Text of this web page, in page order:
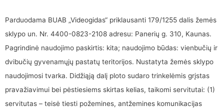
Parduodama BUAB „Videogidas“ priklausanti 179/1255 dalis žemės
sklypo un. Nr. 4400-0823-2108 adresu: Panerių g. 310, Kaunas.
Pagrindinė naudojimo paskirtis: kita; naudojimo būdas: vienbučių ir
dvibučių gyvenamųjų pastatų teritorijos. Nustatyta žemės sklypo
naudojimosi tvarka. Didžiąją dalį ploto sudaro trinkelėmis grįstas
pravažiavimui bei pėstiesiems skirtas kelias, taikomi servitutai: (1)
servitutas – teisė tiesti požemines, antžemines komunikacijas